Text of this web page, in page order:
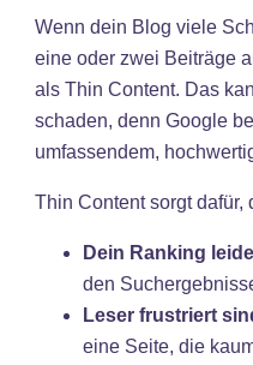
Wenn dein Blog viele
eine oder zwei Beiträge
als Thin Content. Das
schaden, denn Google
umfassendem,
Thin Content sorgt dafür,
Dein Ranking
den
Leser frustriert
eine Seite, die